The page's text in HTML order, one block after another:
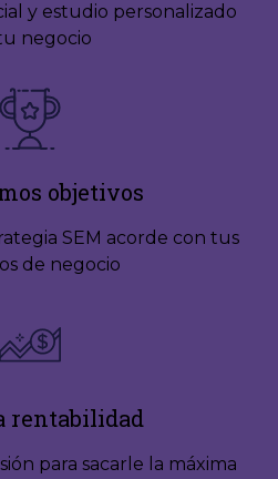
y estudio personalizado
negocio
objetivos
SEM acorde con tus
de negocio
rentabilidad
para sacarle la máxima